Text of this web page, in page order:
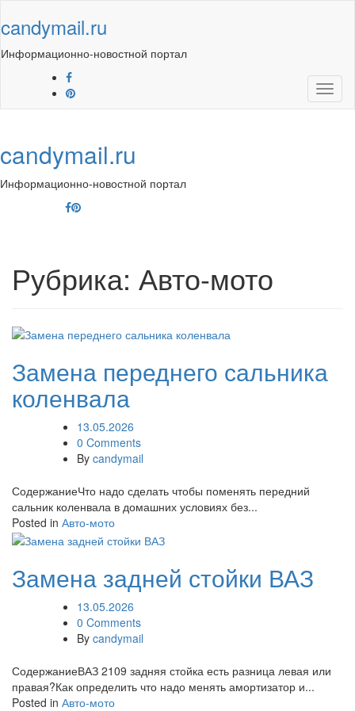
to
content
candymail.ru
Информационно-новостной портал
candymail.ru
Информационно-новостной портал
Рубрика: Авто-мото
Замена переднего сальника
коленвала
13.05.2026
0 Comments
By candymail
СодержаниеЧто надо сделать чтобы поменять передний
сальник коленвала в домашних условиях без...
Posted in Авто-мото
Замена задней стойки ВАЗ
13.05.2026
0 Comments
By candymail
СодержаниеВАЗ 2109 задняя стойка есть разница левая или
правая?Как определить что надо менять амортизатор и...
Posted in Авто-мото